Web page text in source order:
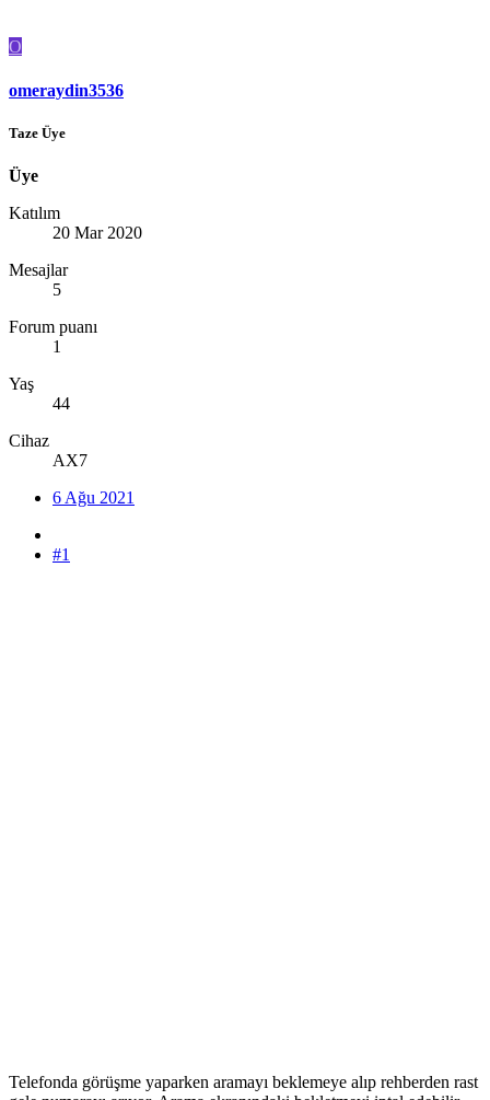
O
omeraydin3536
Taze Üye
Üye
Katılım
20 Mar 2020
Mesajlar
5
Forum puanı
1
Yaş
44
Cihaz
AX7
6 Ağu 2021
#1
Telefonda görüşme yaparken aramayı beklemeye alıp rehberden rast